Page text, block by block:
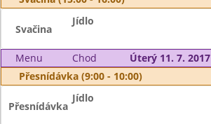
Svačina
Jídlo
Menu Chod
Úterý 11. 7. 2017
Přesnídávka (9:00 - 10:00)
Přesnídávka
Jídlo